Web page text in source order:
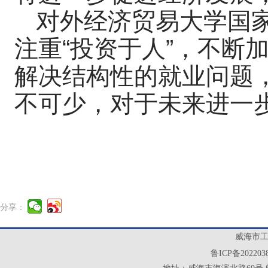
对外经济贸易大学国
注重“投资于人”，不断
解决结构性的就业问题
不可少，对于未来进一
分享：
威海市
鲁ICP备